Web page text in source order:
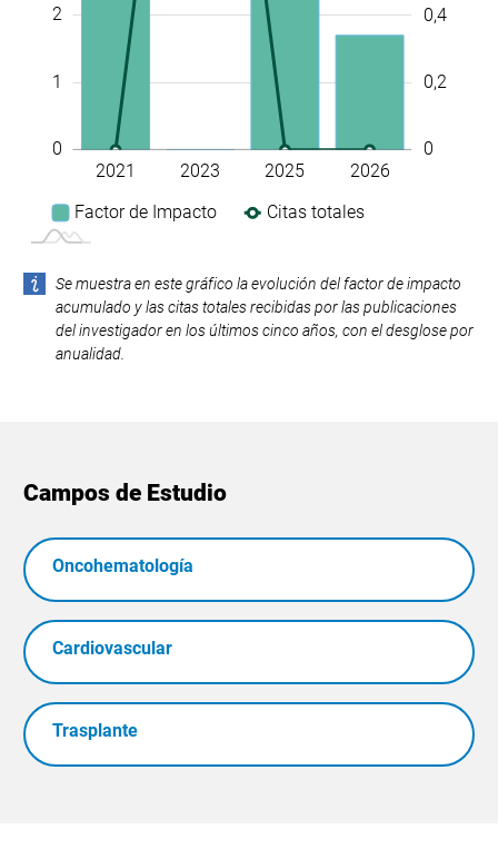
0
1
2
0
0,2
0,4
2021 2023 2025
2026
Factor de Impacto
Citas totales
Se muestra en este gráfico la evolución del factor de impacto
acumulado y las citas totales recibidas por las publicaciones
del investigador en los últimos cinco años, con el desglose por
anualidad.
Campos de Estudio
Oncohematología
Cardiovascular
Trasplante